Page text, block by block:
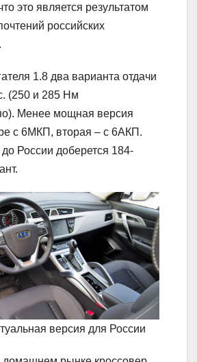
это является результатом
российских
1.8 два варианта отдачи
(250 и 285 Нм
Менее мощная версия
с 6МКП, вторая – с 6АКП.
России доберется 184-
версия для России